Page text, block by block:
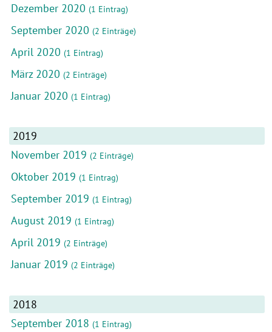
Dezember 2020 (1 Eintrag)
September 2020 (2 Einträge)
April 2020 (1 Eintrag)
März 2020 (2 Einträge)
Januar 2020 (1 Eintrag)
2019
November 2019 (2 Einträge)
Oktober 2019 (1 Eintrag)
September 2019 (1 Eintrag)
August 2019 (1 Eintrag)
April 2019 (2 Einträge)
Januar 2019 (2 Einträge)
2018
September 2018 (1 Eintrag)